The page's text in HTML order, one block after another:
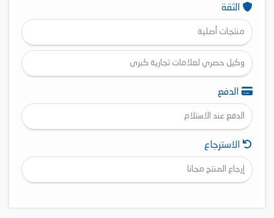
الثقة
منتجات أصلية
وكيل حصري لعلامات تجارية كبرى
الدفع
الدفع عند الاستلام
الاسترجاع
إرجاع المنتج مجانا